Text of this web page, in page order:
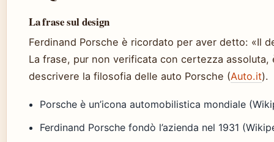
La frase sul design
Ferdinand Porsche è ricordato per aver detto: «Il
La frase, pur non verificata con certezza assoluta,
descrivere la filosofia delle auto Porsche (Auto.it).
Porsche è un’icona automobilistica mondiale
Ferdinand Porsche fondò l’azienda nel 1931